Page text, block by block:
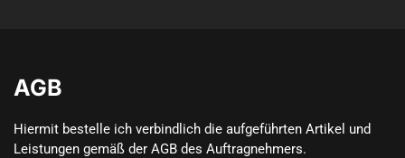
AGB
Hiermit bestelle ich verbindlich die aufgeführten Artikel und
Leistungen gemäß der AGB des Auftragnehmers.